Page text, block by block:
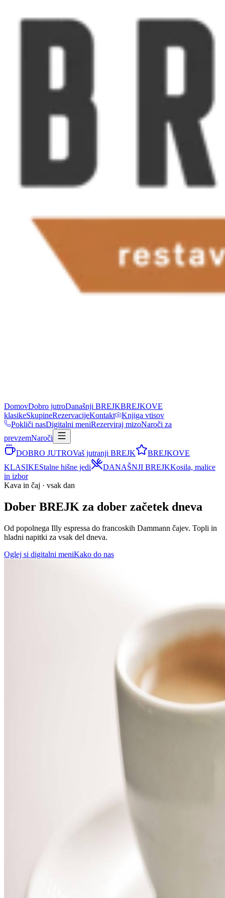
DomovDobro jutroDanašnji BREJKBREJKOVE
klasikeSkupineRezervacijeKontakt
Knjiga vtisov
Pokliči nasDigitalni meniRezerviraj mizoNaroči za
prevzemNaroči
DOBRO JUTROVaš jutranji BREJK
BREJKOVE
KLASIKEStalne hišne jedi DANAŠNJI BREJKKosila, malice
in izbor
Kava in čaj · vsak dan
Dober BREJK za dober začetek dneva
Od popolnega Illy espressa do francoskih Dammann čajev. Topli in
hladni napitki za vsak del dneva.
Oglej si digitalni meniKako do nas